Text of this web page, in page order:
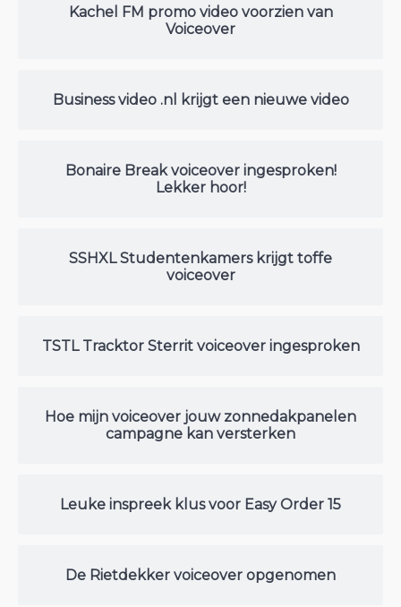
Kachel FM promo video voorzien van
Voiceover
Business video .nl krijgt een nieuwe video
Bonaire Break voiceover ingesproken!
Lekker hoor!
SSHXL Studentenkamers krijgt toffe
voiceover
TSTL Tracktor Sterrit voiceover ingesproken
Hoe mijn voiceover jouw zonnedakpanelen
campagne kan versterken
Leuke inspreek klus voor Easy Order 15
De Rietdekker voiceover opgenomen